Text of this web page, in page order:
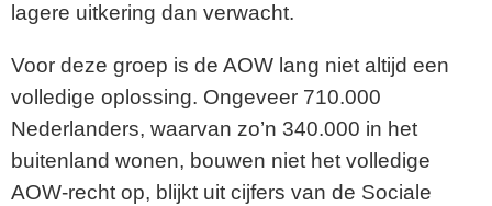
lagere uitkering dan verwacht.
Voor deze groep is de AOW lang niet altijd een
volledige oplossing. Ongeveer 710.000
Nederlanders, waarvan zo’n 340.000 in het
buitenland wonen, bouwen niet het volledige
AOW-recht op, blijkt uit cijfers van de Sociale